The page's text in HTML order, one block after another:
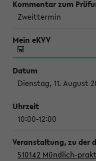
Zweittermin
Dienstag, 11. August
10:00-12:00
510142 Mündlich-